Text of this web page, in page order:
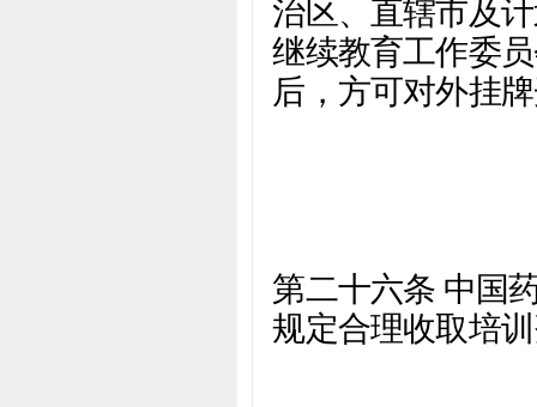
治区、直辖市及
继续教育工作委
后，方可对外挂
第二十六条 中国
规定合理收取培